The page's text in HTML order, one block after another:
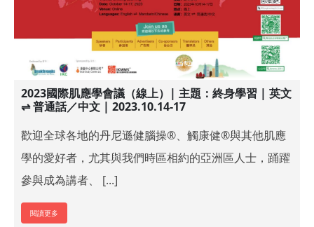
2023國際肌應學會議（線上）| 主題：終身學習 | 英文
⇌ 普通話／中文 | 2023.10.14-17
歡迎全球各地的丹尼遜健腦操®、觸康健®與其他肌應
學的愛好者，尤其與我們時區相約的亞洲區人士，踊躍
參與成為講者、 [...]
閱讀更多